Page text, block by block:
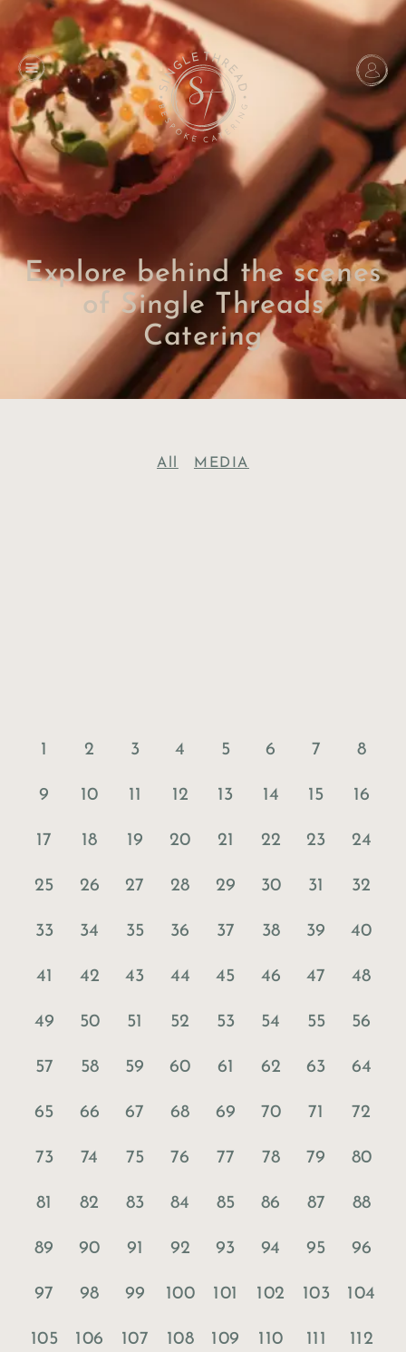
Explore behind the scenes
of Single Threads
Catering
All MEDIA
1 2 3 4 5 6 7 8
9 10 11 12 13 14 15 16
17 18 19 20 21 22 23 24
25 26 27 28 29 30 31 32
33 34 35 36 37 38 39 40
41 42 43 44 45 46 47 48
49 50 51 52 53 54 55 56
57 58 59 60 61 62 63 64
65 66 67 68 69 70 71 72
73 74 75 76 77 78 79 80
81 82 83 84 85 86 87 88
89 90 91 92 93 94 95 96
97 98 99 100 101 102 103 104
105 106 107 108 109 110 111 112